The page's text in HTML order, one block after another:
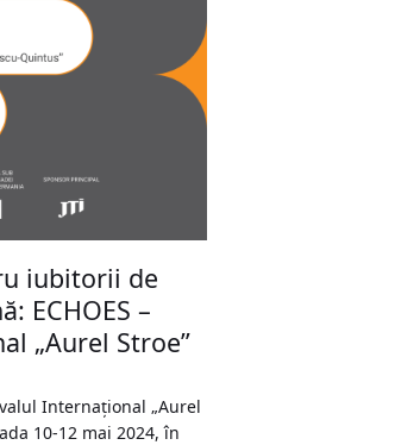
iubitorii de
ECHOES –
„Aurel Stroe”
Internațional „Aurel
10-12 mai 2024, în